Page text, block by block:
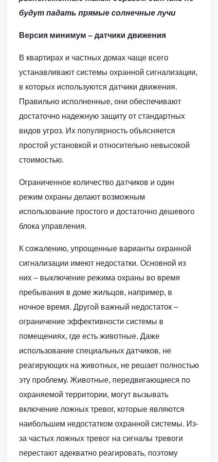
будут падать прямые солнечные лучи
Версия минимум – датчики движения
В квартирах и частных домах чаще всего
устанавливают системы охранной сигнализации,
в которых используются датчики движения.
Правильно исполненные, они обеспечивают
достаточно надежную защиту от стандартных
видов угроз. Их популярность объясняется
простой установкой и относительно невысокой
стоимостью.
Ограниченное количество датчиков и один
режим охраны делают возможным
использование простого и достаточно дешевого
блока управления.
К сожалению, упрощенные варианты охранной
сигнализации имеют недостатки. Основной из
них – выключение режима охраны во время
пребывания в доме жильцов, например, в
ночное время. Другой важный недостаток –
ограничение эффективности системы в
помещениях, где есть животные. Даже
использование специальных датчиков, не
реагирующих на животных, не решает полностью
эту проблему. Животные, передвигающиеся по
охраняемой территории, могут вызывать
включение ложных тревог, которые являются
наибольшим недостатком охранной системы. Из-
за частых ложных тревог на сигналы тревоги
перестают адекватно реагировать, поэтому